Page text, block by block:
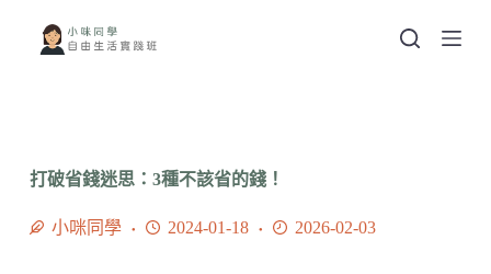
打破省錢迷思：3種不該省的錢！
小咪同學 2024-01-18 2026-02-03